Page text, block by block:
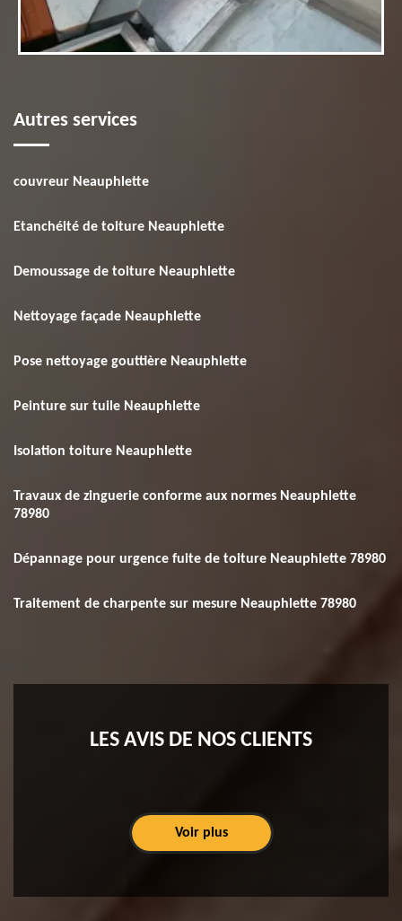
Autres services
couvreur Neauphlette
Etanchéité de toiture Neauphlette
Demoussage de toiture Neauphlette
Nettoyage façade Neauphlette
Pose nettoyage gouttière Neauphlette
Peinture sur tuile Neauphlette
Isolation toiture Neauphlette
Travaux de zinguerie conforme aux normes Neauphlette
78980
Dépannage pour urgence fuite de toiture Neauphlette 78980
Traitement de charpente sur mesure Neauphlette 78980
LES AVIS DE NOS CLIENTS
Voir plus